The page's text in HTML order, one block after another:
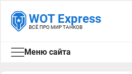
WOT Express
ВСЁ ПРО МИР ТАНКОВ
Меню сайта